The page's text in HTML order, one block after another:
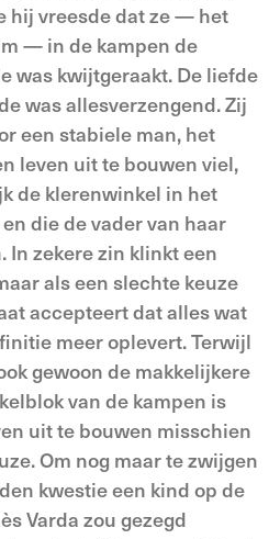
hij vreesde dat ze — het
— in de kampen de
was kwijtgeraakt. De liefde
was allesverzengend. Zij
een stabiele man, het
leven uit te bouwen viel,
de klerenwinkel in het
die de vader van haar
In zekere zin klinkt een
als een slechte keuze
accepteert dat alles wat
meer oplevert. Terwijl
gewoon de makkelijkere
van de kampen is
uit te bouwen misschien
Om nog maar te zwijgen
kwestie een kind op de
Varda zou gezegd